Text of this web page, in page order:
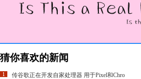
猜你喜欢的新闻
传谷歌正在开发自家处理器 用于Pixel和Chro